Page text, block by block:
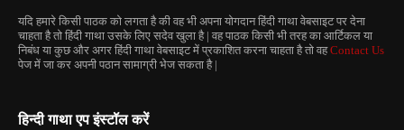
यदि हमारे किसी पाठक को लगता है की वह भी अपना योगदान हिंदी गाथा वेबसाइट पर देना
चाहता है तो हिंदी गाथा उसके लिए सदेव खुला है | वह पाठक किसी भी तरह का आर्टिकल या
निबंध या कुछ और अगर हिंदी गाथा वेबसाइट में प्रकाशित करना चाहता है तो वहContact Us
पेज में जा कर अपनी पठान सामाग्री भेज सकता है |
हिन्दी गाथा एप इंस्टॉल करें